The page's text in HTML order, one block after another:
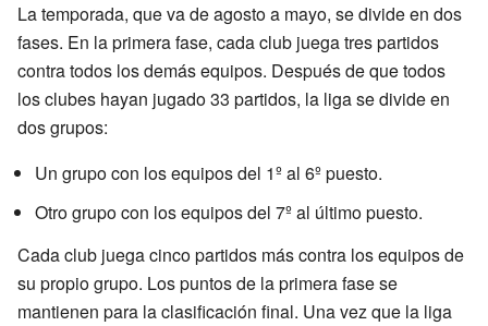
La temporada, que va de agosto a mayo, se divide en dos
fases. En la primera fase, cada club juega tres partidos
contra todos los demás equipos. Después de que todos
los clubes hayan jugado 33 partidos, la liga se divide en
dos grupos:
Un grupo con los equipos del 1º al 6º puesto.
Otro grupo con los equipos del 7º al último puesto.
Cada club juega cinco partidos más contra los equipos de
su propio grupo. Los puntos de la primera fase se
mantienen para la clasificación final. Una vez que la liga